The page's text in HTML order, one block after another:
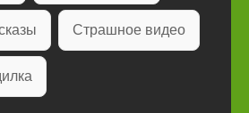
Страшное видео